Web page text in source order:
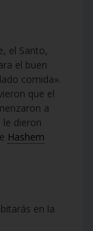
el Santo,
el buen
comida».
que el
a
le dieron
Hashem
en la